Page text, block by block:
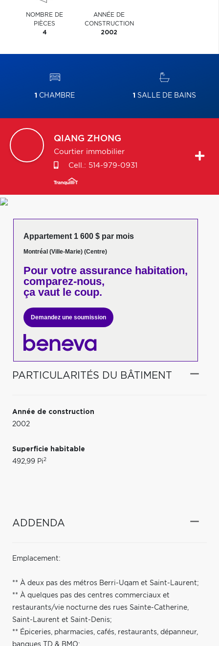
NOMBRE DE
PIÈCES
4
ANNÉE DE
CONSTRUCTION
2002
1 CHAMBRE 1 SALLE DE BAINS
QIANG ZHONG
Courtier immobilier
Cell.: 514-979-0931
Appartement 1 600 $ par mois
Montréal (Ville-Marie) (Centre)
Pour votreassurance habitation,
comparez-nous,
ça vaut le coup.
Demandez une soumission
PARTICULARITÉS DU BÂTIMENT
Année de construction
2002
Superficie habitable
492,99 Pi2
ADDENDA
Emplacement:
** À deux pas des métros Berri-Uqam et Saint-Laurent;
** À quelques pas des centres commerciaux et
restaurants/vie nocturne des rues Sainte-Catherine,
Saint-Laurent et Saint-Denis;
** Épiceries, pharmacies, cafés, restaurants, dépanneur,
banques TD & BMO;